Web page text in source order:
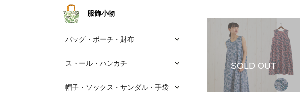
服飾小物
バッグ・ポーチ・財布
ストール・ハンカチ
帽子・ソックス ・サンダル・手袋